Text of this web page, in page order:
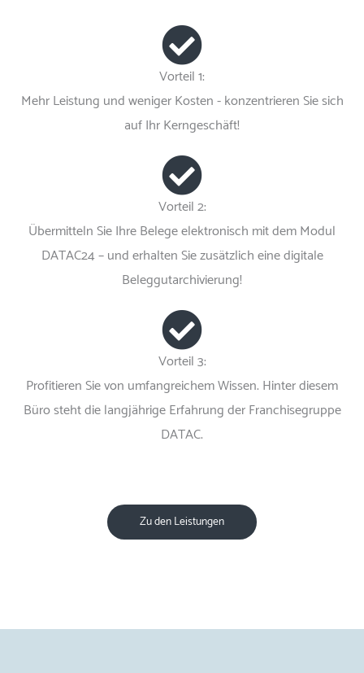
Vorteil 1:
Mehr Leistung und weniger Kosten - konzentrieren Sie sich
auf Ihr Kerngeschäft!
Vorteil 2:
Übermitteln Sie Ihre Belege elektronisch mit dem Modul
DATAC24 – und erhalten Sie zusätzlich eine digitale
Beleggutarchivierung!
Vorteil 3:
Profitieren Sie von umfangreichem Wissen. Hinter diesem
Büro steht die langjährige Erfahrung der Franchisegruppe
DATAC.
Zu den Leistungen